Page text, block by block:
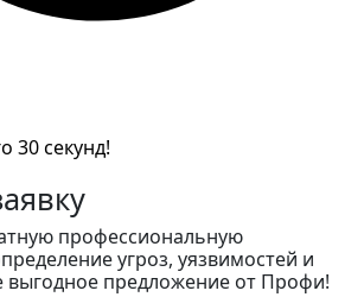
30 секунд!
профессиональную
угроз, уязвимостей и
выгодное предложение от Профи!